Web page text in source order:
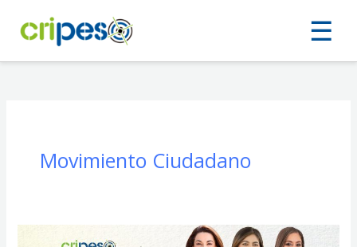
☰
contenido
Movimiento Ciudadano